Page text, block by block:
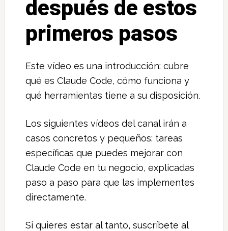
después de estos
primeros pasos
Este vídeo es una introducción: cubre
qué es Claude Code, cómo funciona y
qué herramientas tiene a su disposición.
Los siguientes vídeos del canal irán a
casos concretos y pequeños: tareas
específicas que puedes mejorar con
Claude Code en tu negocio, explicadas
paso a paso para que las implementes
directamente.
Si quieres estar al tanto, suscríbete al